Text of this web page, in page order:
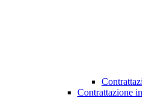
Contrattazione